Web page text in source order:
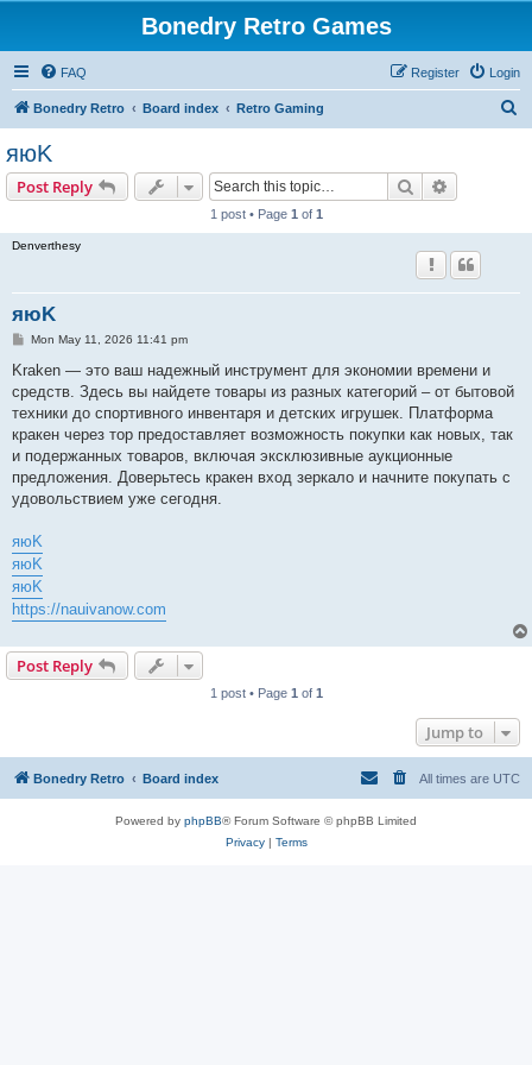
Bonedry Retro Games
FAQ Login
Register
Bonedry Retro Board index Retro Gaming
яюK
Post Reply Search
1 post • Page 1 of 1
Denverthesy
яюK
P
s
Mon May 11, 2026 11:41 pm
Kraken — это ваш надежный инструмент для экономии времени и
средств. Здесь вы найдете товары из разных категорий – от бытовой
техники до спортивного инвентаря и детских игрушек. Платформа
кракен через тор предоставляет возможность покупки как новых, так
и подержанных товаров, включая эксклюзивные аукционные
предложения. Доверьтесь кракен вход зеркало и начните покупать с
удовольствием уже сегодня.
яюK
яюK
яюK
https://nauivanow.com
Post Reply
1 post • Page 1 of 1
Jump to
Bonedry Retro Board index All times are UTC
Powered by phpBB® Forum Software © phpBB Limited
Privacy| Terms